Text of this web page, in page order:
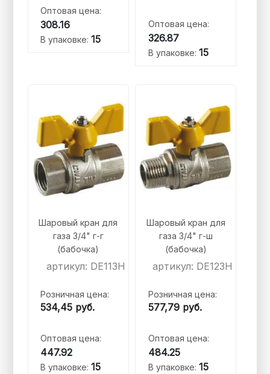
Оптовая цена:
308.16
В упаковке:15
Оптовая цена:
326.87
В упаковке: 15
Шаровый кран для
газа 3/4" г-г
(бабочка)
артикул: DE113H
Розничная цена:
534,45 руб.
Оптовая цена:
447.92
В упаковке:15
Шаровый кран для
газа 3/4" г-ш
(бабочка)
артикул: DE123H
Розничная цена:
577,79 руб.
Оптовая цена:
484.25
В упаковке: 15